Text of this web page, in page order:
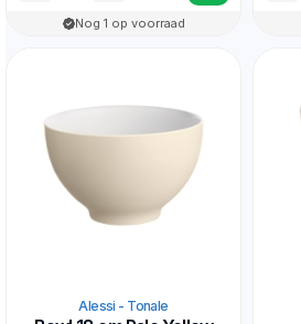
Nog 1 op voorraad
Alessi - Tonale